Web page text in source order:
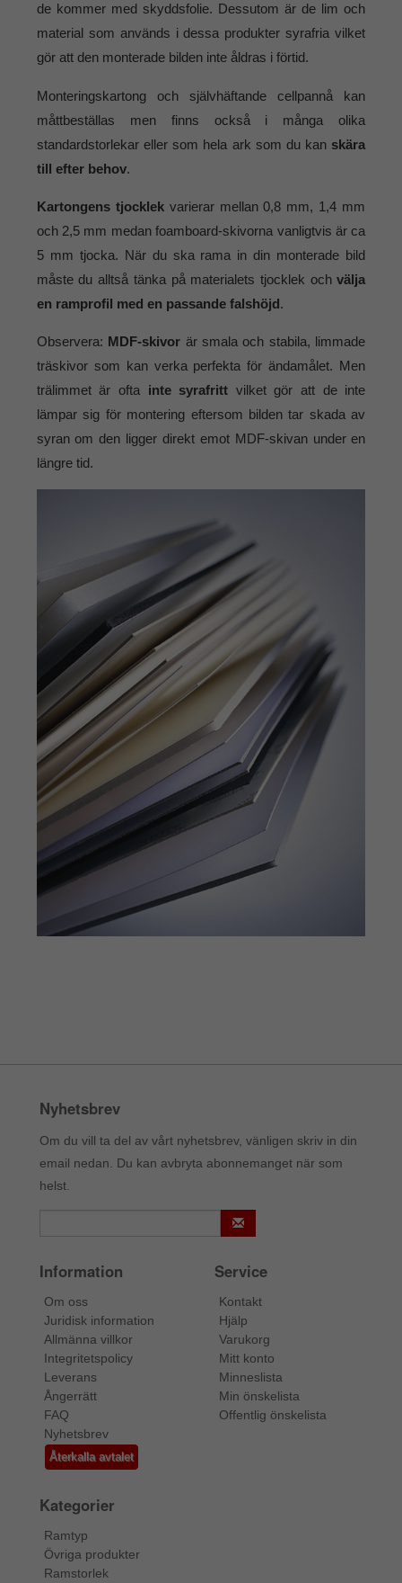
de kommer med skyddsfolie. Dessutom är de lim och
material som används i dessa produkter syrafria vilket
gör att den monterade bilden inte åldras i förtid.
Monteringskartong och självhäftande cellpannå kan
måttbeställas men finns också i många olika
standardstorlekar eller som hela ark som du kan skära
till efter behov.
Kartongens tjocklekvarierar mellan 0,8 mm, 1,4 mm
och 2,5 mm medan foamboard-skivorna vanligtvis är ca
5 mm tjocka. När du ska rama in din monterade bild
måste du alltså tänka på materialets tjocklek ochvälja
en ramprofil med en passande falshöjd.
Observera: MDF-skivor är smala och stabila, limmade
träskivor som kan verka perfekta för ändamålet. Men
trälimmet är ofta inte syrafritt vilket gör att de inte
lämpar sig för montering eftersom bilden tar skada av
syran om den ligger direkt emot MDF-skivan under en
längre tid.
Nyhetsbrev
Om du vill ta del av vårt nyhetsbrev, vänligen skriv in din
email nedan. Du kan avbryta abonnemanget när som
helst.
Information
Om oss
Juridisk information
Allmänna villkor
Integritetspolicy
Leverans
Ångerrätt
FAQ
Nyhetsbrev
Återkalla avtalet
Service
Kontakt
Hjälp
Varukorg
Mitt konto
Minneslista
Min önskelista
Offentlig önskelista
Kategorier
Ramtyp
Övriga produkter
Ramstorlek